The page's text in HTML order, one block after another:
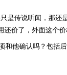
是传说听闻，那
价了，外面这个
他确认吗？包括